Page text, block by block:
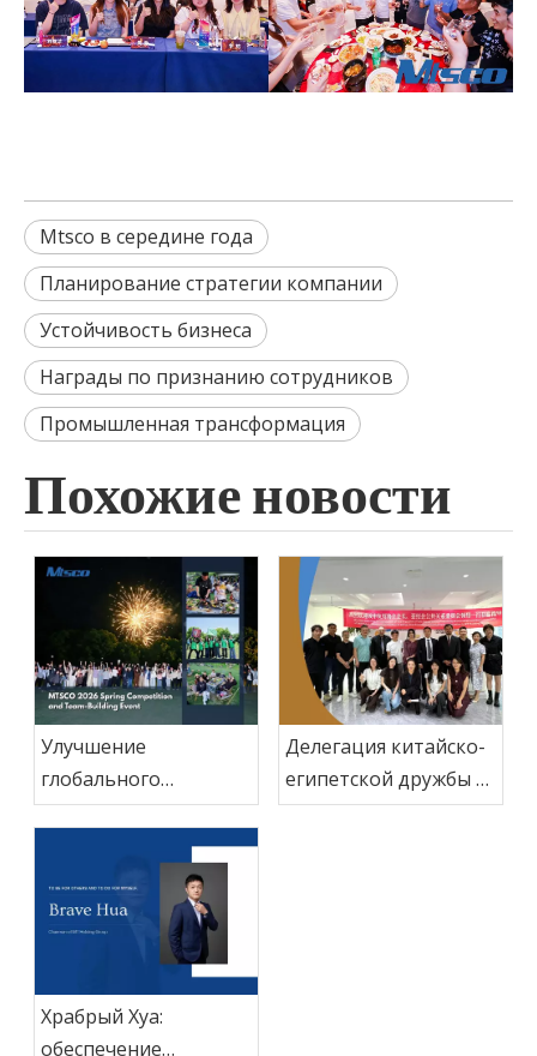
Mtsco в середине года
Планирование стратегии компании
Устойчивость бизнеса
Награды по признанию сотрудников
Промышленная трансформация
Похожие новости
Улучшение
глобального
обслуживания
клиентов за счет
интегрированного
командного
сотрудничества
Делегация китайско-
египетской дружбы и
сотрудничества на
Храбрый Хуа:
обеспечение